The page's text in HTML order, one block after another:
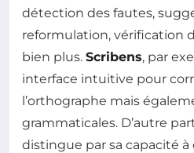
détection des fautes,
reformulation, vérification
bien plus. Scribens, par
interface intuitive pour
l’orthographe mais
grammaticales. D’autre
distingue par sa capacité